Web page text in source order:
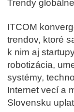
Trendy
ITCOM
trendov, ktoré
k nim aj
robotizácia,
systémy,
Internet vecí a
Slovensku